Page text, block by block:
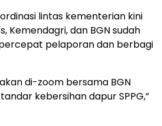
lintas kementerian kini
Kemendagri, dan BGN sudah
pelaporan dan berbagi
di-zoom bersama BGN
kebersihan dapur SPPG,”